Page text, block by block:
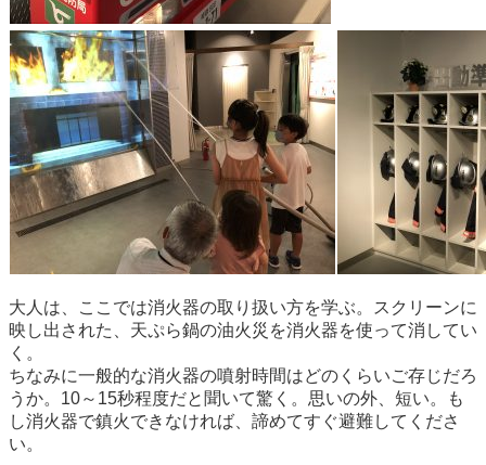
大人は、ここでは消火器の取り扱い方を学ぶ。スクリーンに
映し出された、天ぷら鍋の油火災を消火器を使って消してい
く。
ちなみに一般的な消火器の噴射時間はどのくらいご存じだろ
うか。10～15秒程度だと聞いて驚く。思いの外、短い。も
し消火器で鎮火できなければ、諦めてすぐ避難してくださ
い。